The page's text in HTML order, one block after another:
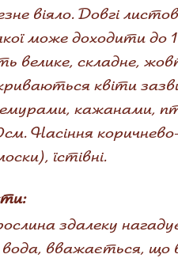
віяло. Довгі
може доходити до
велике, складне,
квіти
кажанами,
Насіння
їстівні.
здалеку
вода, вважається,